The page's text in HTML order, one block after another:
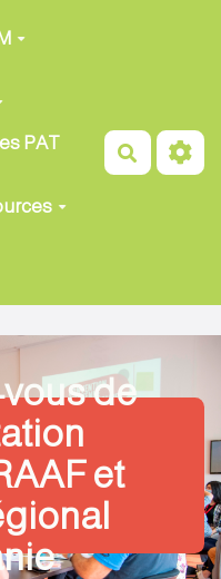
PAT
de
et